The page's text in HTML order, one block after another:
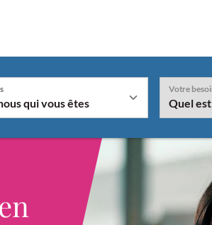
de la valeur sélectionnée le champ
Votre